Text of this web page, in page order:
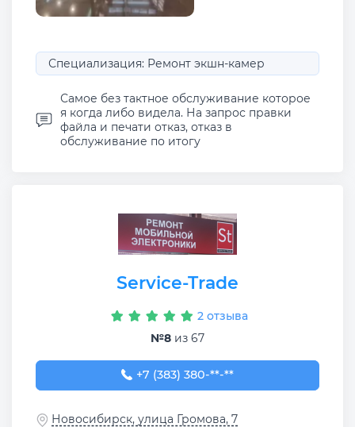
Специализация: Ремонт экшн-камер
Самое без тактное обслуживание которое
я когда либо видела. На запрос правки
файла и печати отказ, отказ в
обслуживание по итогу
Service-Trade
2 отзыва
№8 из 67
+7 (383) 380-15-74
+7 (383) 380-**-**
Новосибирск, улица Громова, 7